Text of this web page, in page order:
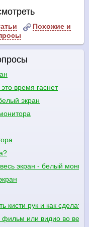
Похожие и
время гаснет
экран
экран - белый
кисти рук и как
или видио во